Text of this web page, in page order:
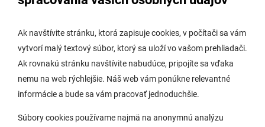
Ak navštívite stránku, ktorá zapisuje cookies, v počítači sa vám
vytvorí malý textový súbor, ktorý sa uloží vo vašom prehliadači.
Ak rovnakú stránku navštívite nabudúce, pripojíte sa vďaka
nemu na web rýchlejšie. Náš web vám ponúkne relevantné
informácie a bude sa vám pracovať jednoduchšie.
Súbory cookies používame najmä na anonymnú analýzu
Potrebujem vybaviť
Samospráva